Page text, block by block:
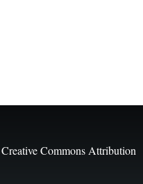
Creative Commons Attribution